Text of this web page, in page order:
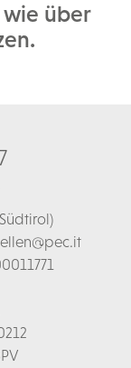
wie über